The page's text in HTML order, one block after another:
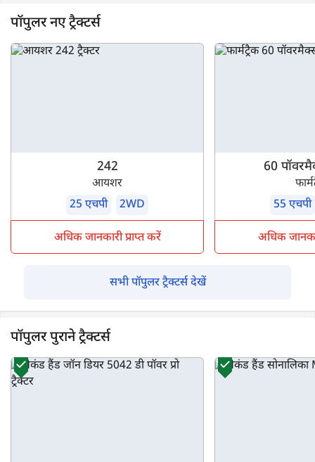
पॉपुलर नए ट्रैक्टर्स
242
आयशर
25 एचपी
2WD
अधिक जानकारी प्राप्त करें
60
55 एचपी
अधिक
सभी पॉपुलर ट्रैक्टर्स देखें
पॉपुलर पुराने ट्रैक्टर्स